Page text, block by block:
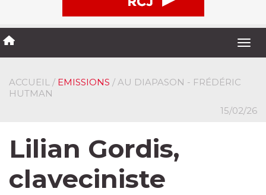
ACCUEIL / EMISSIONS / AU DIAPASON - FRÉDÉRIC
HUTMAN
15/02/26
Lilian Gordis,
claveciniste